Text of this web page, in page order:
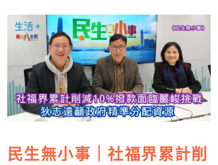
民生無小事｜社福界累計削